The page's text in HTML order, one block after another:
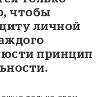
чтобы
личной
принцип